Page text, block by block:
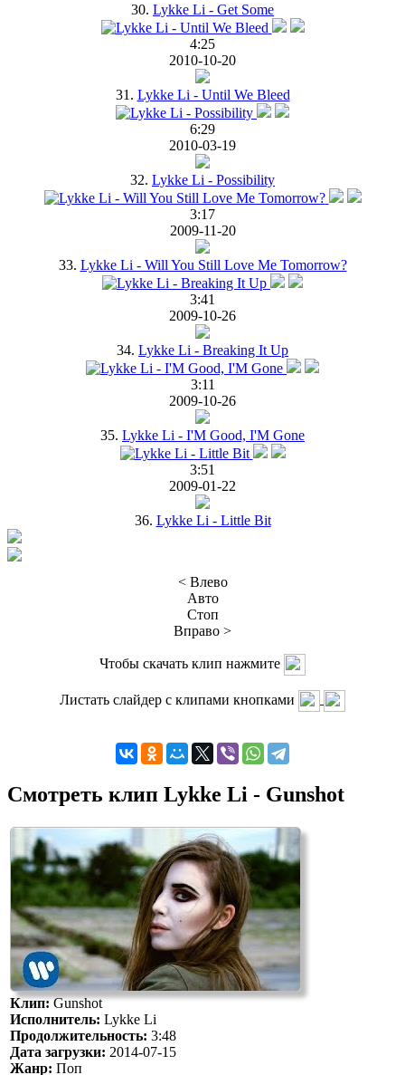
30. Lykke Li - Get Some
4:25
2010-10-20
31. Lykke Li - Until We Bleed
6:29
2010-03-19
32. Lykke Li - Possibility
3:17
2009-11-20
33. Lykke Li - Will You Still Love Me Tomorrow?
3:41
2009-10-26
34. Lykke Li - Breaking It Up
3:11
2009-10-26
35. Lykke Li - I'M Good, I'M Gone
3:51
2009-01-22
36. Lykke Li - Little Bit
< Влево
Авто
Стоп
Вправо >
Чтобы скачать клип нажмите
Листать слайдер с клипами кнопками
Смотреть клип Lykke Li - Gunshot
Клип:Gunshot
Исполнитель: Lykke Li
Продолжительность: 3:48
Дата загрузки: 2014-07-15
Жанр: Поп